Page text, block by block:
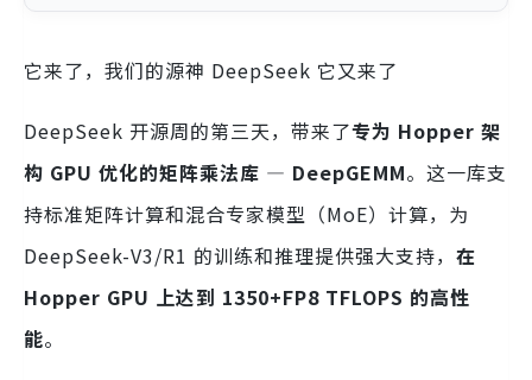
它来了，我们的源神 DeepSeek 它又来了
DeepSeek 开源周的第三天，带来了专为 Hopper 架
构 GPU 优化的矩阵乘法库 — DeepGEMM。这一库支
持标准矩阵计算和混合专家模型（MoE）计算，为
DeepSeek-V3/R1 的训练和推理提供强大支持， 在
Hopper GPU 上达到 1350+FP8 TFLOPS 的高性
能。